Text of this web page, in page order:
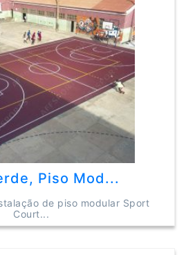
Piso Mod...
de piso modular Sport
Court...